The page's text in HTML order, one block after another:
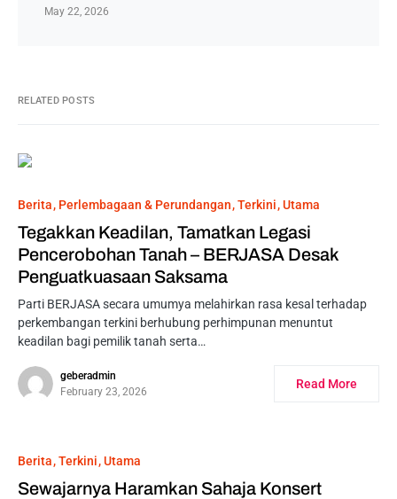
May 22, 2026
RELATED POSTS
Berita Perlembagaan & Perundangan Terkini Utama
Tegakkan Keadilan, Tamatkan Legasi
Pencerobohan Tanah – BERJASA Desak
Penguatkuasaan Saksama
Parti BERJASA secara umumya melahirkan rasa kesal terhadap
perkembangan terkini berhubung perhimpunan menuntut
keadilan bagi pemilik tanah serta…
geberadmin
February 23, 2026
Read More
Berita Terkini Utama
Sewajarnya Haramkan Sahaja Konsert